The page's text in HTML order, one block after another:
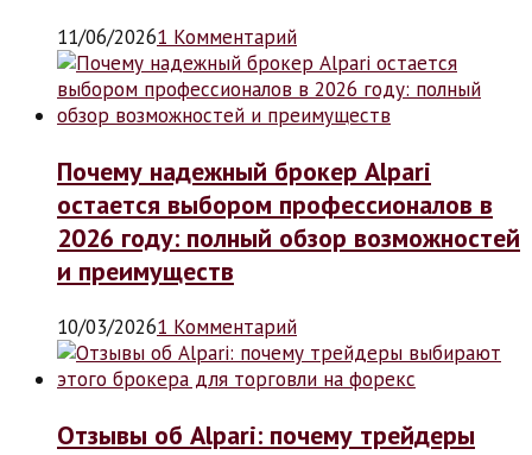
11/06/20261 Комментарий
Почему надежный брокер Alpari
остается выбором профессионалов в
2026 году: полный обзор возможностей
и преимуществ
10/03/20261 Комментарий
Отзывы об Alpari: почему трейдеры